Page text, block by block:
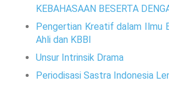
KEBAHASAAN BESERTA
Pengertian Kreatif dalam Ilmu
Ahli dan KBBI
Unsur Intrinsik Drama
Periodisasi Sastra Indonesia